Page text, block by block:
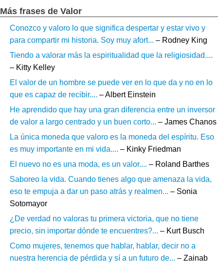
Más frases de Valor
Conozco y valoro lo que significa despertar y estar vivo y
para compartir mi historia. Soy muy afort... – Rodney King
Tiendo a valorar más la espiritualidad que la religiosidad....
– Kitty Kelley
El valor de un hombre se puede ver en lo que da y no en lo
que es capaz de recibir.... – Albert Einstein
He aprendido que hay una gran diferencia entre un inversor
de valor a largo centrado y un buen corto... – James Chanos
La única moneda que valoro es la moneda del espíritu. Eso
es muy importante en mi vida.... – Kinky Friedman
El nuevo no es una moda, es un valor.... – Roland Barthes
Saboreo la vida. Cuando tienes algo que amenaza la vida,
eso te empuja a dar un paso atrás y realmen... – Sonia
Sotomayor
¿De verdad no valoras tu primera victoria, que no tiene
precio, sin importar dónde te encuentres?... – Kurt Busch
Como mujeres, tenemos que hablar, hablar, decir no a
nuestra herencia de pérdida y sí a un futuro de... – Zainab